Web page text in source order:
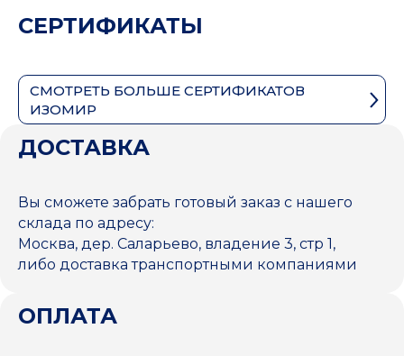
СЕРТИФИКАТЫ
СМОТРЕТЬ БОЛЬШЕ СЕРТИФИКАТОВ
ИЗОМИР
ДОСТАВКА
Вы сможете забрать готовый заказ с нашего
склада по адресу:
Москва, дер. Саларьево, владение 3, стр 1,
либо доставка транспортными компаниями
ОПЛАТА